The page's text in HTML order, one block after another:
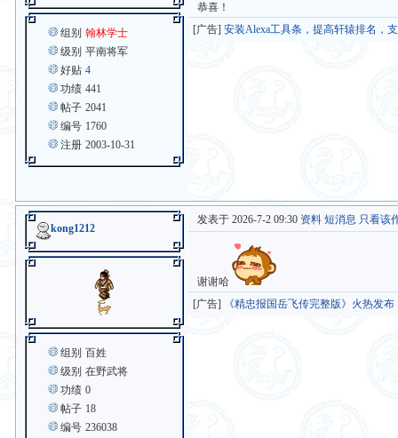
组别 翰林学士
级别 平南将军
好贴 4
功绩 441
帖子 2041
编号 1760
注册 2003-10-31
恭喜！
[广告]安装Alexa工具条，提高轩辕排名，
kong1212
组别 百姓
级别 在野武将
功绩 0
帖子 18
编号 236038
发表于 2026-7-2 09:30 资料 短消息 只看该
谢谢哈
[广告]
《精忠报国岳飞传完整版》火热发布